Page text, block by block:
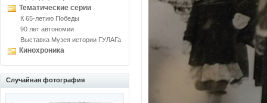
Тематические серии
К 65-летию Победы
90 лет автономии
Выставка Музея истории ГУЛАГа
Кинохроника
Случайная фотография